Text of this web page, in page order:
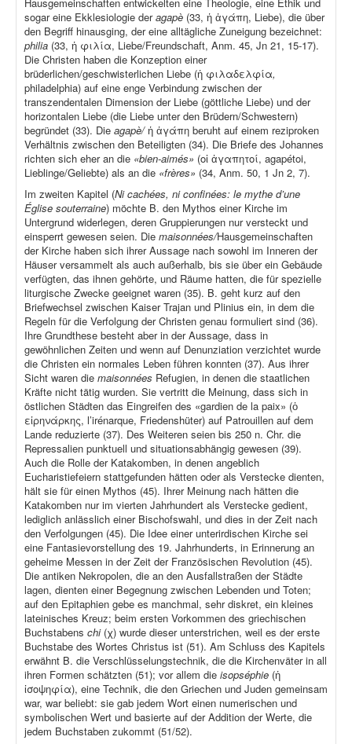
sogar eine Ekklesiologie deragapè (33, ἡ ἀγάπη, Liebe), die über
den Begriff hinausging, der eine alltägliche Zuneigung bezeichnet:
philia (33, ἡ φιλία, Liebe/Freundschaft, Anm. 45, Jn 21, 15-17).
Die Christen haben die Konzeption einer
brüderlichen/geschwisterlichen Liebe (ἡ φιλαδελφία,
philadelphia) auf eine enge Verbindung zwischen der
transzendentalen Dimension der Liebe (göttliche Liebe) und der
horizontalen Liebe (die Liebe unter den Brüdern/Schwestern)
begründet (33). Die agapè/ἡ ἀγάπη beruht auf einem reziproken
Verhältnis zwischen den Beteiligten (34). Die Briefe des Johannes
richten sich eher an die «bien-aimés» (οἱ ἀγαπητοί, agapétoi,
Lieblinge/Geliebte) als an die «frères» (34, Anm. 50, 1 Jn 2, 7).
Im zweiten Kapitel (Ni cachées, ni confinées: le mythe d’une
Église souterraine) möchte B. den Mythos einer Kirche im
Untergrund widerlegen, deren Gruppierungen nur versteckt und
einsperrt gewesen seien. Die maisonnées/Hausgemeinschaften
der Kirche haben sich ihrer Aussage nach sowohl im Inneren der
Häuser versammelt als auch außerhalb, bis sie über ein Gebäude
verfügten, das ihnen gehörte, und Räume hatten, die für spezielle
liturgische Zwecke geeignet waren (35). B. geht kurz auf den
Briefwechsel zwischen Kaiser Trajan und Plinius ein, in dem die
Regeln für die Verfolgung der Christen genau formuliert sind (36).
Ihre Grundthese besteht aber in der Aussage, dass in
gewöhnlichen Zeiten und wenn auf Denunziation verzichtet wurde
die Christen ein normales Leben führen konnten (37). Aus ihrer
Sicht waren die maisonnées Refugien, in denen die staatlichen
Kräfte nicht tätig wurden. Sie vertritt die Meinung, dass sich in
östlichen Städten das Eingreifen des «gardien de la paix» (ὁ
εἰρηνάρκης, l’irénarque, Friedenshüter) auf Patrouillen auf dem
Lande reduzierte (37). Des Weiteren seien bis 250 n. Chr. die
Repressalien punktuell und situationsabhängig gewesen (39).
Auch die Rolle der Katakomben, in denen angeblich
Eucharistiefeiern stattgefunden hätten oder als Verstecke dienten,
hält sie für einen Mythos (45). Ihrer Meinung nach hätten die
Katakomben nur im vierten Jahrhundert als Verstecke gedient,
lediglich anlässlich einer Bischofswahl, und dies in der Zeit nach
den Verfolgungen (45). Die Idee einer unterirdischen Kirche sei
eine Fantasievorstellung des 19. Jahrhunderts, in Erinnerung an
geheime Messen in der Zeit der Französischen Revolution (45).
Die antiken Nekropolen, die an den Ausfallstraßen der Städte
lagen, dienten einer Begegnung zwischen Lebenden und Toten;
auf den Epitaphien gebe es manchmal, sehr diskret, ein kleines
lateinisches Kreuz; beim ersten Vorkommen des griechischen
Buchstabens chi (χ) wurde dieser unterstrichen, weil es der erste
Buchstabe des Wortes Christus ist (51). Am Schluss des Kapitels
erwähnt B. die Verschlüsselungstechnik, die die Kirchenväter in all
ihren Formen schätzten (51); vor allem die isopséphie (ἡ
ἰσοψηφία), eine Technik, die den Griechen und Juden gemeinsam
war, war beliebt: sie gab jedem Wort einen numerischen und
symbolischen Wert und basierte auf der Addition der Werte, die
jedem Buchstaben zukommt (51/52).